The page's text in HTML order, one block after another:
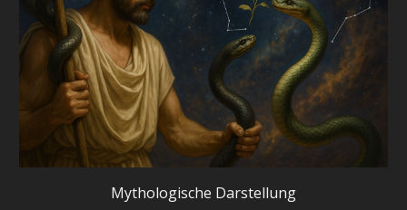
Mythologische Darstellung